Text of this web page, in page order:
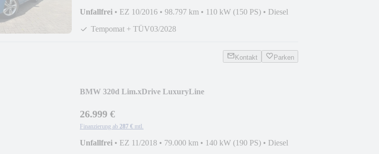
Unfallfrei • EZ 10/2016 • 98.797 km • 110 kW (150 PS) • Diesel
Tempomat + TÜV03/2028
Kontakt Parken
BMW 320d Lim.xDrive LuxuryLine
26.999 €
Finanzierung ab 287 € mtl.
Unfallfrei • EZ 11/2018 • 79.000 km • 140 kW (190 PS) • Diesel